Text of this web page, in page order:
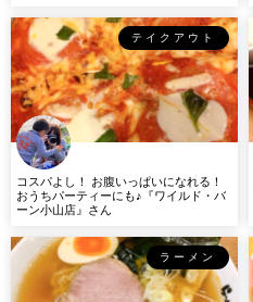
テイクアウト
コスパよし！ お腹いっぱいになれる！
おうちパーティーにも♪『ワイルド・バ
ーン小山店』さん
ラーメン